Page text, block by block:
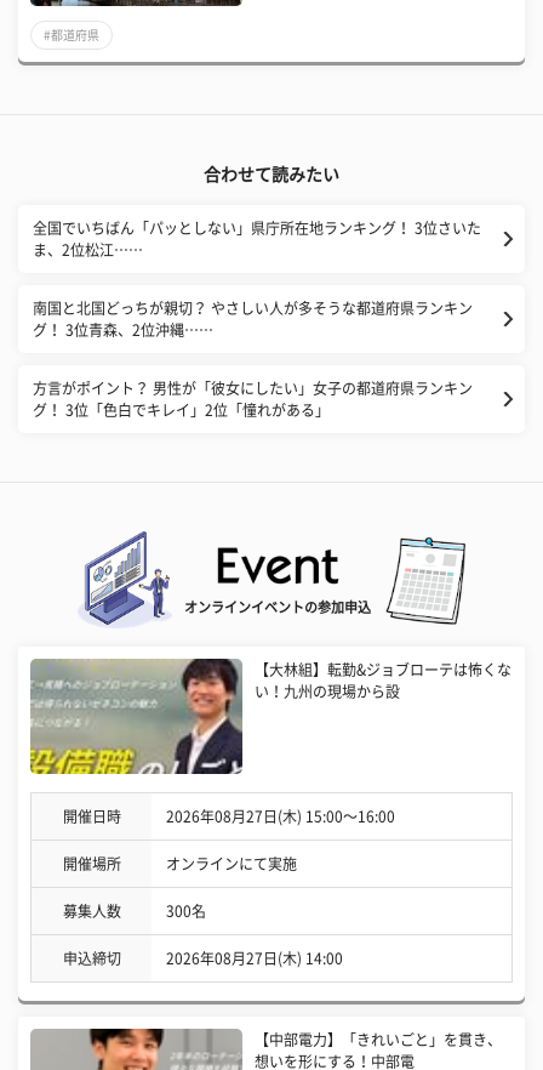
#都道府県
合わせて読みたい
全国でいちばん「パッとしない」県庁所在地ランキング！ 3位さいた
ま、2位松江……
南国と北国どっちが親切？ やさしい人が多そうな都道府県ランキン
グ！ 3位青森、2位沖縄……
方言がポイント？ 男性が「彼女にしたい」女子の都道府県ランキン
グ！ 3位「色白でキレイ」2位「憧れがある」
オンラインイベントの参加申込
【大林組】転勤&ジョブローテは怖くな
い！九州の現場から設
開催日時 2026年08月27日(木) 15:00〜16:00
開催場所 オンラインにて実施
募集人数 300名
申込締切 2026年08月27日(木) 14:00
【中部電力】「きれいごと」を貫き、
想いを形にする！中部電